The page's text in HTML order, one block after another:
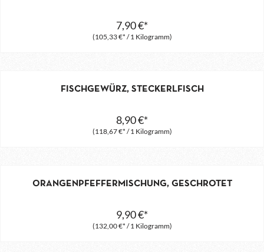
(105,33 €* / 1 Kilogramm)
7,90 €*
FISCHGEWÜRZ, STECKERLFISCH
(118,67 €* / 1 Kilogramm)
8,90 €*
ORANGENPFEFFERMISCHUNG, GESCHROTET
(132,00 €* / 1 Kilogramm)
9,90 €*